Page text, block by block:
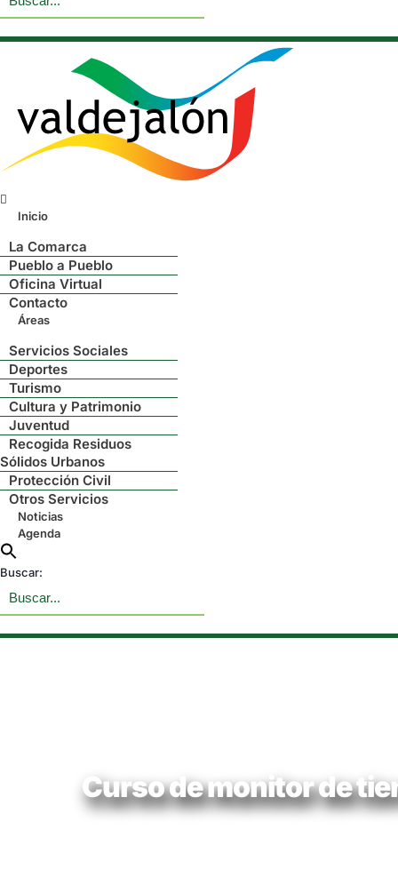
Menú
Inicio
La Comarca
Pueblo a Pueblo
Oficina Virtual
Contacto
Áreas
Servicios Sociales
Deportes
Turismo
Cultura y Patrimonio
Juventud
Recogida Residuos
Sólidos Urbanos
Protección Civil
Otros Servicios
Noticias
Agenda
Buscar:
Curso de monitor de